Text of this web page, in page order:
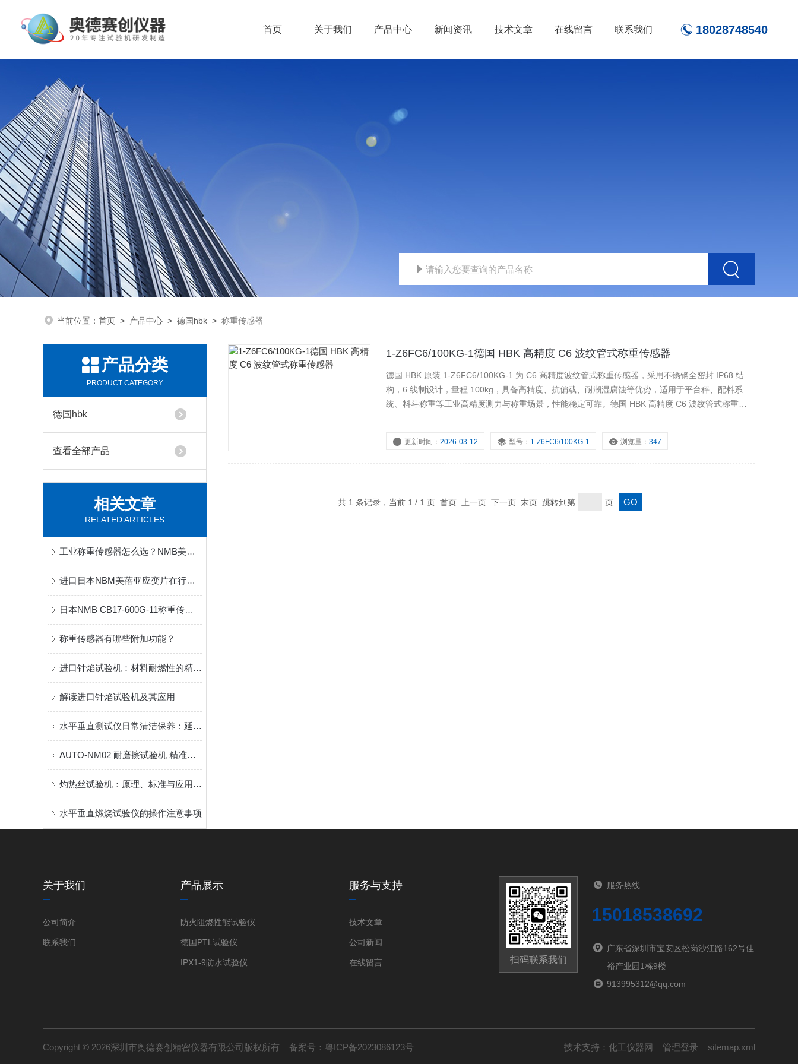
首页 关于我们 产品中心 新闻资讯 技术文章 在线留言 联系我们 18028748540
当前位置： 首页 > 产品中心 > 德国hbk > 称重传感器
产品分类
PRODUCT CATEGORY
德国hbk
查看全部产品
相关文章
RELATED ARTICLES
工业称重传感器怎么选？NMB美蓓亚全系列工况适配与性能对比
进口日本NBM美蓓亚应变片在行业的*地位
日本NMB CB17-600G-11称重传感器技术参数
称重传感器有哪些附加功能？
进口针焰试验机：材料耐燃性的精准守护者
解读进口针焰试验机及其应用
水平垂直测试仪日常清洁保养：延长仪器使用寿命的关键
AUTO-NM02 耐磨擦试验机 精准检测表面耐磨性能之选
灼热丝试验机：原理、标准与应用全解析
水平垂直燃烧试验仪的操作注意事项
1-Z6FC6/100KG-1德国 HBK 高精度 C6 波纹管式称重传感器
德国 HBK 原装 1‑Z6FC6/100KG‑1 为 C6 高精度波纹管式称重传感器，采用不锈钢全密封 IP68 结
构，6 线制设计，量程 100kg，具备高精度、抗偏载、耐潮湿腐蚀等优势，适用于平台秤、配料系
统、料斗称重等工业高精度测力与称重场景，性能稳定可靠。德国 HBK 高精度 C6 波纹管式称重传
更新时间：2026-03-12 型号： 1-Z6FC6/100KG-1 浏览量：347
共 1 条记录，当前 1 / 1 页 首页 上一页 下一页 末页 跳转到第 页
关于我们
公司简介
联系我们
产品展示
防火阻燃性能试验仪
德国PTL试验仪
IPX1-9防水试验仪
服务与支持
技术文章
公司新闻
在线留言 扫码联系我们
服务热线
15018538692
广东省深圳市宝安区松岗沙江路162号佳
裕产业园1栋9楼
913995312@qq.com
Copyright © 2026深圳市奥德赛创精密仪器有限公司版权所有 备案号： 粤ICP备2023086123号 技术支持： 化工仪器网 管理登录 sitemap.xml